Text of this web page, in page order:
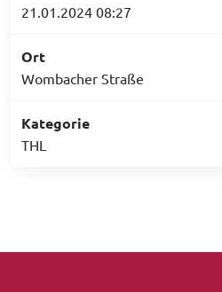
21.01.2024 08:27
Ort
Wombacher Straße
Kategorie
THL